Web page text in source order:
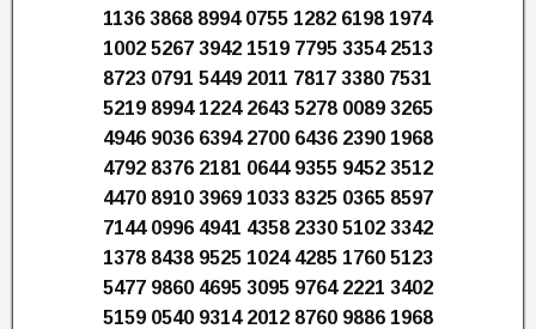
1136 3868 8994 0755 1282 6198 1974
1002 5267 3942 1519 7795 3354 2513
8723 0791 5449 2011 7817 3380 7531
5219 8994 1224 2643 5278 0089 3265
4946 9036 6394 2700 6436 2390 1968
4792 8376 2181 0644 9355 9452 3512
4470 8910 3969 1033 8325 0365 8597
7144 0996 4941 4358 2330 5102 3342
1378 8438 9525 1024 4285 1760 5123
5477 9860 4695 3095 9764 2221 3402
5159 0540 9314 2012 8760 9886 1968